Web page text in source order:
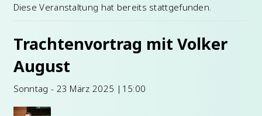
Diese Veranstaltung hat bereits stattgefunden.
Trachtenvortrag mit Volker
August
Sonntag - 23 März 2025 |15:00